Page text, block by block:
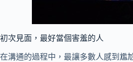
初次見面，最好當個害羞的人
在溝通的過程中，最讓多數人感到尷